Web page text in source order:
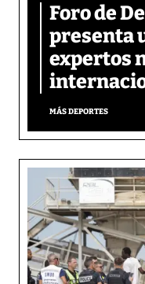
Foro de
presenta
expertos
MÁS DEPORTES